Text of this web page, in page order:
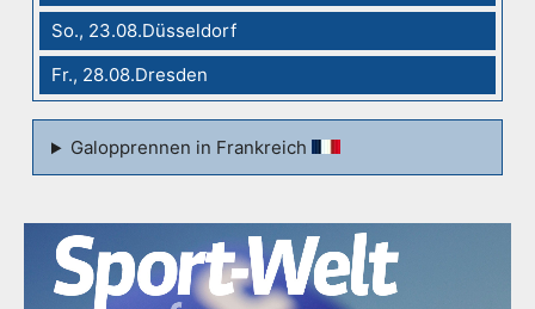
So., 23.08.Düsseldorf
Fr., 28.08.Dresden
Galopprennen in Frankreich